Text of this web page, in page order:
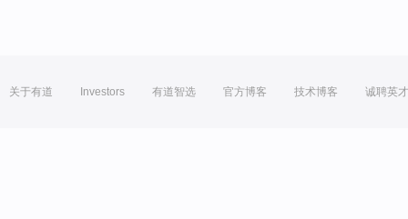
关于有道 Investors 有道智选 官方博客 技术博客 诚聘英才